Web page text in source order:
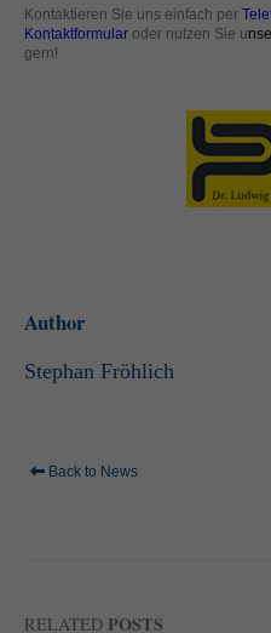
Kontaktieren Sie uns einfach per
Kontaktformular oder nutzen Sie u
gern!
Author
Stephan Fröhlich
Back to News
RELATED POSTS
Externe Medien (2)
standardmäßig blockiert. Wenn
werden, bedarf der Zugriff auf diese
Cookie-